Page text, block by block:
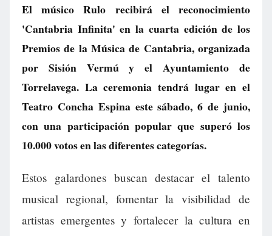
El músico Rulo recibirá el reconocimiento
'Cantabria Infinita' en la cuarta edición de los
Premios de la Música de Cantabria, organizada
por Sisión Vermú y el Ayuntamiento de
Torrelavega. La ceremonia tendrá lugar en el
Teatro Concha Espina este sábado, 6 de junio,
con una participación popular que superó los
10.000 votos en las diferentes categorías.
Estos galardones buscan destacar el talento
musical regional, fomentar la visibilidad de
artistas emergentes y fortalecer la cultura en